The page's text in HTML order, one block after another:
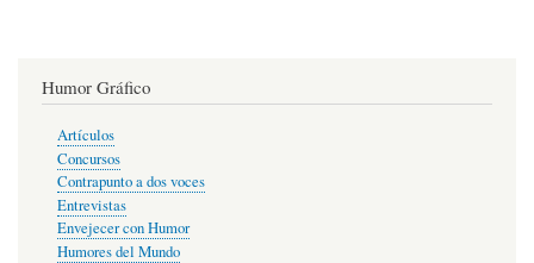
Humor Gráfico
Artículos
Concursos
Contrapunto a dos voces
Entrevistas
Envejecer con Humor
Humores del Mundo